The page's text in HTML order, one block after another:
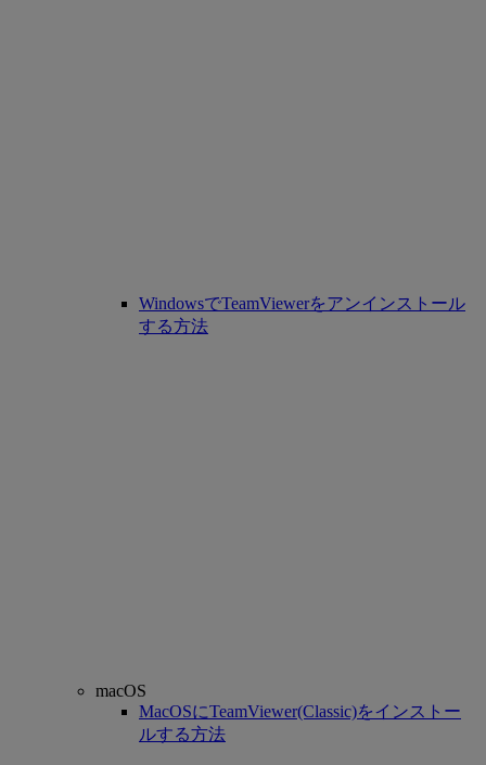
WindowsでTeamViewerをアンインストール
する方法
macOS
MacOSにTeamViewer(Classic)をインストー
ルする方法